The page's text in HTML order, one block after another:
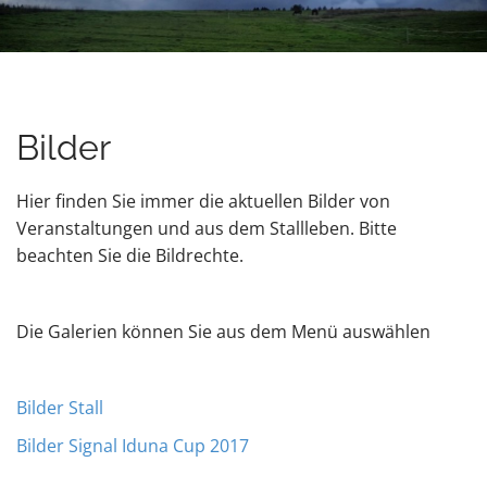
Bilder
Hier finden Sie immer die aktuellen Bilder von
Veranstaltungen und aus dem Stallleben. Bitte
beachten Sie die Bildrechte.
Die Galerien können Sie aus dem Menü auswählen
Bilder Stall
Bilder Signal Iduna Cup 2017